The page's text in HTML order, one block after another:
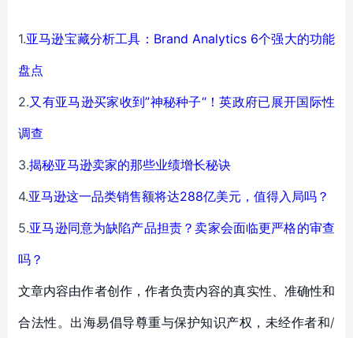
1.亚马逊宝藏分析工具：Brand Analytics 6个强大的功能
盘点
2.又有亚马逊买家收到”神秘种子“！英政府已展开国际性
调查
3.揭秘亚马逊卖家的那些业绩增长秘诀
4.亚马逊这一品类销售额将达288亿美元，值得入局吗？
5.亚马逊同意为缺陷产品担责？卖家会面临更严格的审查
吗？
文章内容由作者创作，作者负责内容的真实性、准确性和
合法性。出海易倡导尊重与保护知识产权，未经作者和/